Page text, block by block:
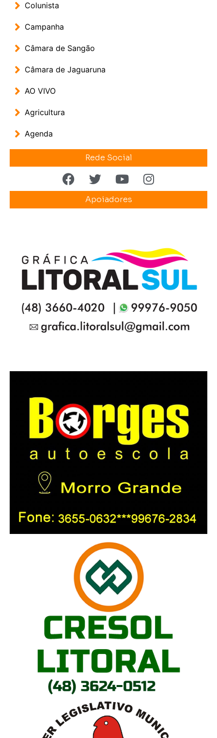
Colunista
Campanha
Câmara de Sangão
Câmara de Jaguaruna
AO VIVO
Agricultura
Agenda
Rede Social
Apoiadores